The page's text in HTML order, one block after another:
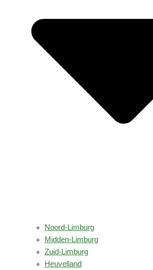
Noord-Limburg
Midden-Limburg
Zuid-Limburg
Heuvelland